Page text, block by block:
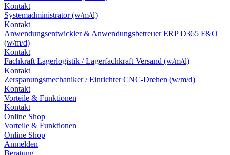
Kontakt
Systemadministrator (w/m/d)
Kontakt
Anwendungsentwickler & Anwendungsbetreuer ERP D365 F&O
(w/m/d)
Kontakt
Fachkraft Lagerlogistik / Lagerfachkraft Versand (w/m/d)
Kontakt
Zerspanungsmechaniker / Einrichter CNC-Drehen (w/m/d)
Kontakt
Vorteile & Funktionen
Kontakt
Online Shop
Vorteile & Funktionen
Online Shop
Anmelden